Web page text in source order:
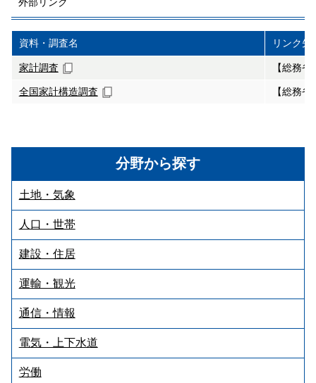
分野から探す
土地・気象
人口・世帯
建設・住居
運輸・観光
通信・情報
電気・上下水道
労働
資料・調査名 リンク先
家計調査 【総務省
全国家計構造調査 【総務